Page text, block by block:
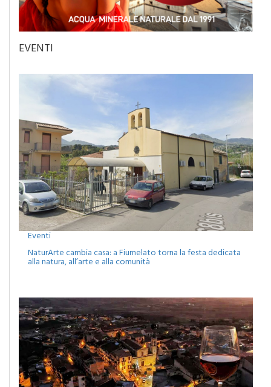
Eventi
NaturArte cambia casa: a Fiumelato torna la festa dedicata